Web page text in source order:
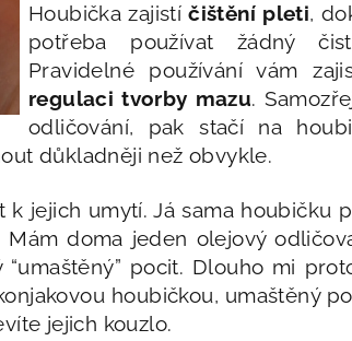
Houbička zajistíčištění pleti,
potřeba používat žádný
Pravidelné používání vám
regulaci tvorby mazu.
odličování, pak stačí na
důkladněji než obvykle.
jejich umytí. Já sama houbičku
doma jeden olejový
pocit. Dlouho mi
houbičkou, umaštěný
jejich kouzlo.